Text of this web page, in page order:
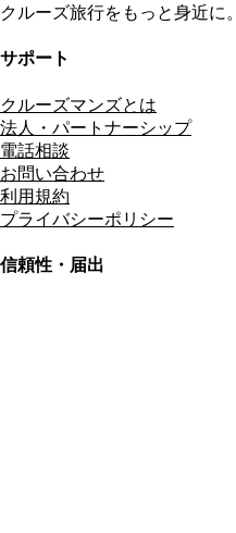
クルーズ旅行をもっと身近に。
サポート
クルーズマンズとは
法人・パートナーシップ
電話相談
お問い合わせ
利用規約
プライバシーポリシー
信頼性・届出